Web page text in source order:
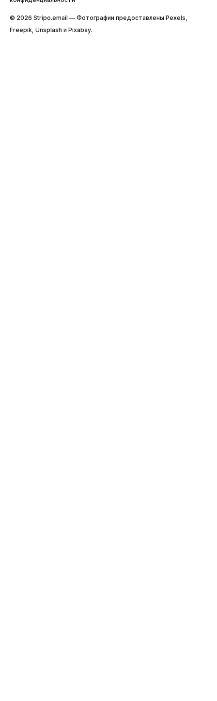
© 2026 Stripо.email — Фотографии предоставлены Pexels,
Freepik, Unsplash и Pixabay.